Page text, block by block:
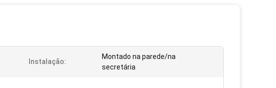
Instalação:
Montado na parede/na
secretária